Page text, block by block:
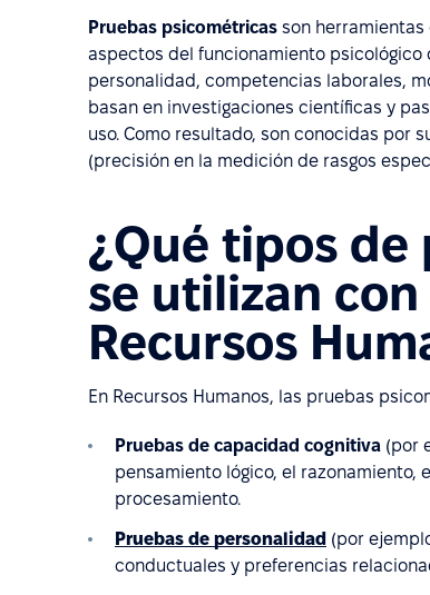
Pruebas psicométricas son
aspectos del funcionamiento
personalidad, competencias laborales,
basan en investigaciones científicas y
uso. Como resultado, son conocidas por
(precisión en la medición de rasgos
¿Qué tipos de
se utilizan
Recursos
En Recursos Humanos, las pruebas
Pruebas de capacidad cognitiva (por
pensamiento lógico, el razonamiento,
procesamiento.
Pruebas de personalidad (por
conductuales y preferencias